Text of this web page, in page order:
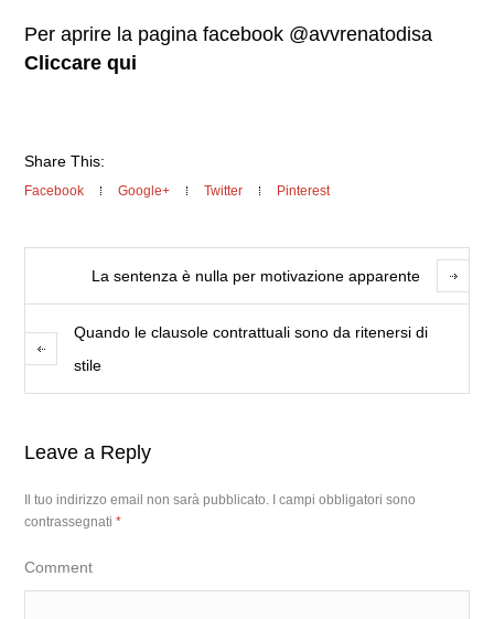
Per aprire la pagina facebook @avvrenatodisa
Cliccare qui
Share This:
Facebook Google+ Twitter Pinterest
La sentenza è nulla per motivazione apparente
Quando le clausole contrattuali sono da ritenersi di
stile
Leave a Reply
Il tuo indirizzo email non sarà pubblicato.
I campi obbligatori sono
contrassegnati*
Comment